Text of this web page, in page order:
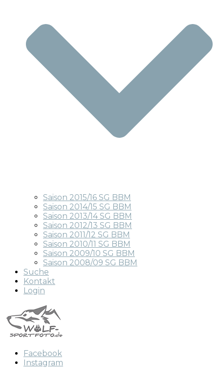
Saison 2015/16 SG BBM
Saison 2014/15 SG BBM
Saison 2013/14 SG BBM
Saison 2012/13 SG BBM
Saison 2011/12 SG BBM
Saison 2010/11 SG BBM
Saison 2009/10 SG BBM
Saison 2008/09 SG BBM
Suche
Kontakt
Login
Facebook
Instagram